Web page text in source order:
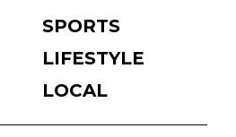
SPORTS
LIFESTYLE
LOCAL